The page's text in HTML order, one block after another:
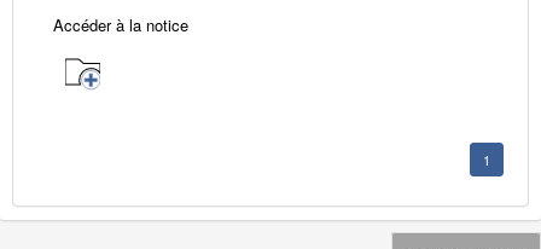
Accéder à la notice
1